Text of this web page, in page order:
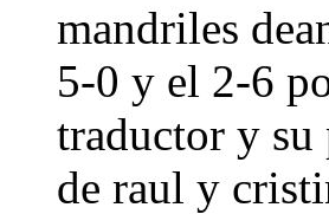
mandriles
5-0 y el 2-6
traductor y su
de raul y